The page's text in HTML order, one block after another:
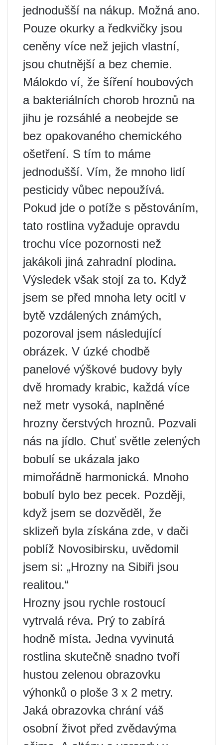
jednodušší na nákup. Možná ano.
Pouze okurky a ředkvičky jsou
ceněny více než jejich vlastní,
jsou chutnější a bez chemie.
Málokdo ví, že šíření houbových
a bakteriálních chorob hroznů na
jihu je rozsáhlé a neobejde se
bez opakovaného chemického
ošetření. S tím to máme
jednodušší. Vím, že mnoho lidí
pesticidy vůbec nepoužívá.
Pokud jde o potíže s pěstováním,
tato rostlina vyžaduje opravdu
trochu více pozornosti než
jakákoli jiná zahradní plodina.
Výsledek však stojí za to. Když
jsem se před mnoha lety ocitl v
bytě vzdálených známých,
pozoroval jsem následující
obrázek. V úzké chodbě
panelové výškové budovy byly
dvě hromady krabic, každá více
než metr vysoká, naplněné
hrozny čerstvých hroznů. Pozvali
nás na jídlo. Chuť světle zelených
bobulí se ukázala jako
mimořádně harmonická. Mnoho
bobulí bylo bez pecek. Později,
když jsem se dozvěděl, že
sklizeň byla získána zde, v dači
poblíž Novosibirsku, uvědomil
jsem si: „Hrozny na Sibiři jsou
realitou.“
Hrozny jsou rychle rostoucí
vytrvalá réva. Prý to zabírá
hodně místa. Jedna vyvinutá
rostlina skutečně snadno tvoří
hustou zelenou obrazovku
výhonků o ploše 3 x 2 metry.
Jaká obrazovka chrání váš
osobní život před zvědavýma